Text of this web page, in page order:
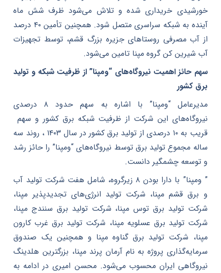
خورشیدی خریداری شده و تلاش می‌شود ظرف شش ماه
آینده به شبکه سراسری متصل شود. همچنین تأمین ۴۰ درصد
از آب مصرفی روستاهای جزیره بزرگ قشم، توسط تجهیزات
آب شیرین کن گروه مپنا تامین می‌شود.
سهم حائز اهمیت نیروگاه‌های “ومپنا” از ظرفیت شبکه و تولید
برق کشور
مدیرعامل “ومپنا” با اشاره به سهم حدود ۸ درصدی
نیروگاه‌های این شرکت از ظرفیت شبکه برق کشور و سهم
قریب به ۱۰ درصدی از تولید برق کشور در سال ۱۴۰۳ ، روند سه
ساله مجموع تولید برق توسط نیروگاه‌های “ومپنا” را حائز رشد
و توسعه چشمگیر دانست.
” ومپنا” با دارا بودن ۸ زیرگروه، شامل هفت شرکت تولید آب
و برق قشم مپنا، شرکت تولید انرژی‌های تجدیدپذیر مپنا،
شرکت تولید برق توس مپنا، شرکت تولید برق سنندج مپنا،
شرکت تولید برق عسلویه مپنا، شرکت تولید برق غرب کارون
مپنا، شرکت تولید برق گناوه مپنا و همچنین یک صندوق
سرمایه‌گذاری پروژه به نام آرمان پرند مپنا، بزرگترین هلدینگ
نیروگاهی ایران محسوب می‌شود. محسن امیری در ادامه به